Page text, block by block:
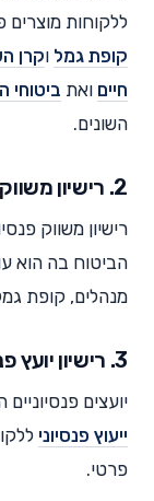
ללקוחות מוצרים
קופת גמל וקרן
חיים ואת ביטוחי
השונים.
2. רישיון משווק פנסיוני
רישיון משווק
הביטוח בה הוא
מנהלים, קופת
3. רישיון יועץ פנסיוני
יועצים
ייעוץ פנסיוני
פרטי.